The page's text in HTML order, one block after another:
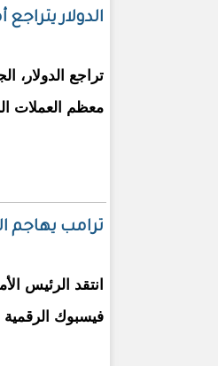
الدولار
تراجع الدولار،
معظم العملات
ترامب يهاجم
انتقد الرئيس
فيسبوك الرقمية